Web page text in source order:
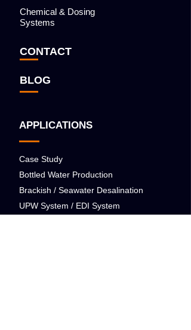
Chemical & Dosing
Systems
CONTACT
BLOG
APPLICATIONS
Case Study
Bottled Water Production
Brackish / Seawater Desalination
UPW System / EDI System